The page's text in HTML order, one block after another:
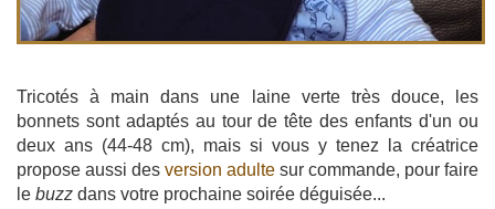
Tricotés à main dans une laine verte très douce, les
bonnets sont adaptés au tour de tête des enfants d'un ou
deux ans (44-48 cm), mais si vous y tenez la créatrice
propose aussi des version adulte sur commande, pour faire
le buzz dans votre prochaine soirée déguisée...